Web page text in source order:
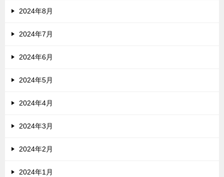
2024年8月
2024年7月
2024年6月
2024年5月
2024年4月
2024年3月
2024年2月
2024年1月